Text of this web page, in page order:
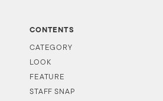
CONTENTS
CATEGORY
LOOK
FEATURE
STAFF SNAP